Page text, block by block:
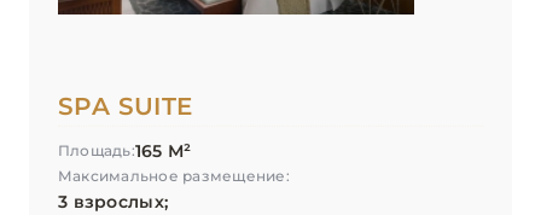
SPA SUITE
Площадь:165 М²
Максимальное размещение:
3 взрослых;